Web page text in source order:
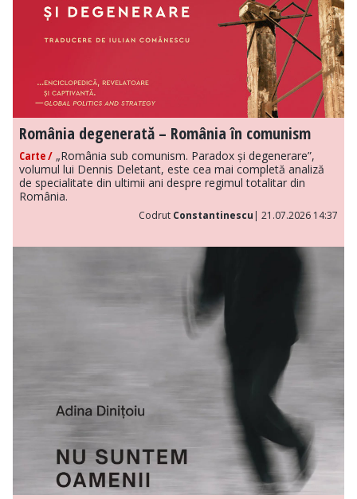
România degenerată – România în comunism
Carte / „România sub comunism. Paradox și degenerare”,
volumul lui Dennis Deletant, este cea mai completă analiză
de specialitate din ultimii ani despre regimul totalitar din
România.
Codrut Constantinescu | 21.07.2026 14:37